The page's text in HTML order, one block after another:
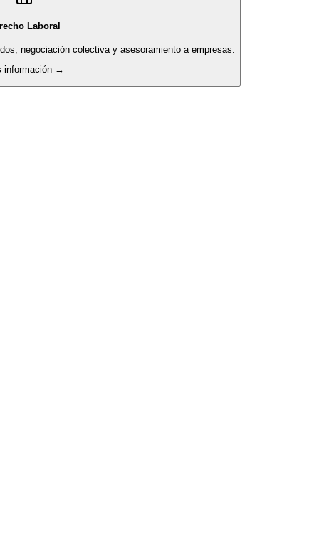
Laboral
negociación colectiva y asesoramiento a empresas.
información →